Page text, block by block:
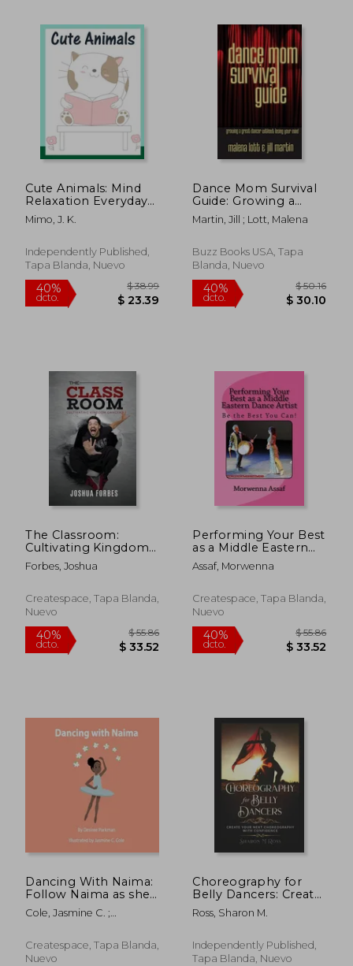
40% 40%
dcto.
40%
dcto.
Cute Animals: Mind
Relaxation Everyday
Tools from Pets and
Wildlife Images for
Stress, ages 7-9 (en
Inglés)
Mimo, J. K.
Independently Published,
Tapa Blanda, Nuevo
Dance Mom Survival
Guide: Growing a
Great Dancer Without
Losing Your Mind (en
Martin, Jill ; Lott, Malena
Buzz Books USA, Tapa
Blanda, Nuevo
The Classroom:
Cultivating Kingdom
Dancers (en Inglés)
Forbes, Joshua
Createspace, Tapa Blanda,
Nuevo
Performing Your Best
as a Middle Eastern
Dance Artist: Be the
Best You Can (en
Assaf, Morwenna
Createspace, Tapa Blanda,
Nuevo
Dancing With Naima:
Follow Naima as she
prepares for her first
day of dance school!
Cole, Jasmine C. ;
Createspace, Tapa Blanda,
Nuevo
Choreography for
Belly Dancers: Create
your next
choreography with
Inglés)
Ross, Sharon M.
Independently Published,
Tapa Blanda, Nuevo